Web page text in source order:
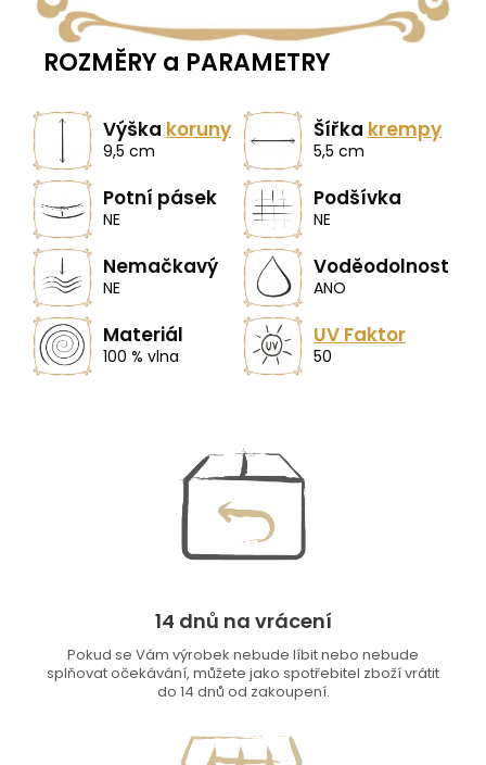
ROZMĚRY a PARAMETRY
Výška koruny
9,5 cm
Šířka krempy
5,5 cm
Potní pásek
NE
Podšívka
NE
Nemačkavý
NE
Voděodolnost
ANO
Materiál
100 % vlna
UV Faktor
50
14 dnů na vrácení
Pokud se Vám výrobek nebude líbit nebo nebude
splňovat očekávání, můžete jako spotřebitel zboží vrátit
do 14 dnů od zakoupení.